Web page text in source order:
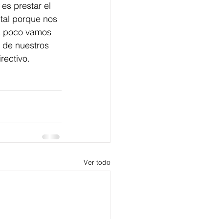
prestar el
porque nos
vamos
nuestros
Ver todo